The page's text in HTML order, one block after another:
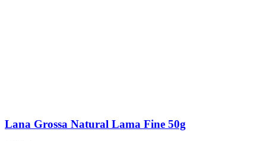
Lana Grossa Natural Lama Fine 50g